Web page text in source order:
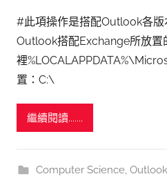
#此項操作是搭配Outlook各
Outlook搭配Exchange所放置
裡
置：C:\
繼續閱讀.......
Computer Science, Outlook